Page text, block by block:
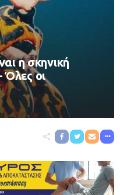
η σκηνική
Όλες οι